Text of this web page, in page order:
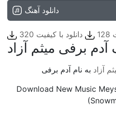
دانلود آهنگ
دانلود با کیفیت 320
آدم برفی میثم آزاد
آزاد به نام آدم برفی
Download New Music